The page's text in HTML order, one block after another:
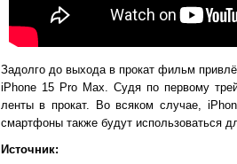
Задолго до выхода в прокат фильм
iPhone 15 Pro Max. Судя по первому
ленты в прокат. Во всяком случае,
смартфоны также будут использоваться
Источник: